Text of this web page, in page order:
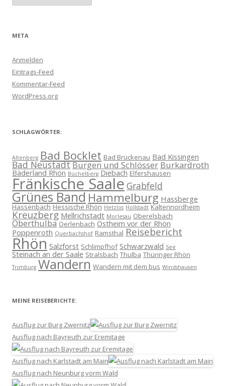
META
Anmelden
Eintrags-Feed
Kommentar-Feed
WordPress.org
SCHLAGWÖRTER:
Altenberg Bad Bocklet Bad Brückenau Bad Kissingen
Bad NeustadtBurgen und Schlösser Burkardroth
Bäderland Rhön Büchelberg Diebach Elfershausen
Fränkische Saale Grabfeld
Grünes BandHammelburg Hassberge
Hassenbach Hessische Rhön Hetzlos Hollstadt Kaltennordheim
Kreuzberg Mellrichstadt Morlesau Oberelsbach
Oberthulba Oerlenbach Ostheim vor der Rhön
Poppenroth Querbachshof Ramsthal Reisebericht
Rhön Salzforst Schlimpfhof Schwarzwald See
Steinach an der Saale Stralsbach Thulba Thüringer Rhön
Trimburg Wandern Wandern mit dem bus Windshausen
MEINE REISEBERICHTE:
Ausflug zur Burg Zwernitz
Ausflug nach Bayreuth zur Eremitage
Ausflug nach Karlstadt am Main
Ausflug nach Neunburg vorm Wald